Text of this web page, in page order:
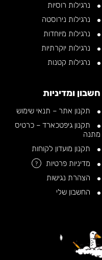
נרגילות רוסיות
נרגילות נירוסטה
נרגילות מיוחדות
נרגילות יוקרתיות
נרגילות קטנות
חשבון ומדיניות
תקנון אתר – תנאי שימוש
תקנון גיפטכארד – כרטיס
מתנה
תקנון מועדון לקוחות
מדיניות פרטיות
?
הצהרת נגישות
החשבון שלי